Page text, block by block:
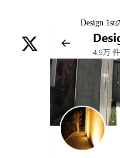
る。 建
2026年07月01
古い間
計術
2026年06月29
京都・
（設計
2026年06月25
部分リ
由｜デ
中京区T様,京都市北区H
様,京都市左京区F様,滋
京都市南区S様,京都市北
Withコロナ時代・どんな
ガレージハウスを建てた
デザイナーズ住宅
リフォームとリノベーシ
しない住まいづくり”を
Design 1st